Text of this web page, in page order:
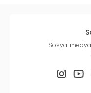
Sosyal